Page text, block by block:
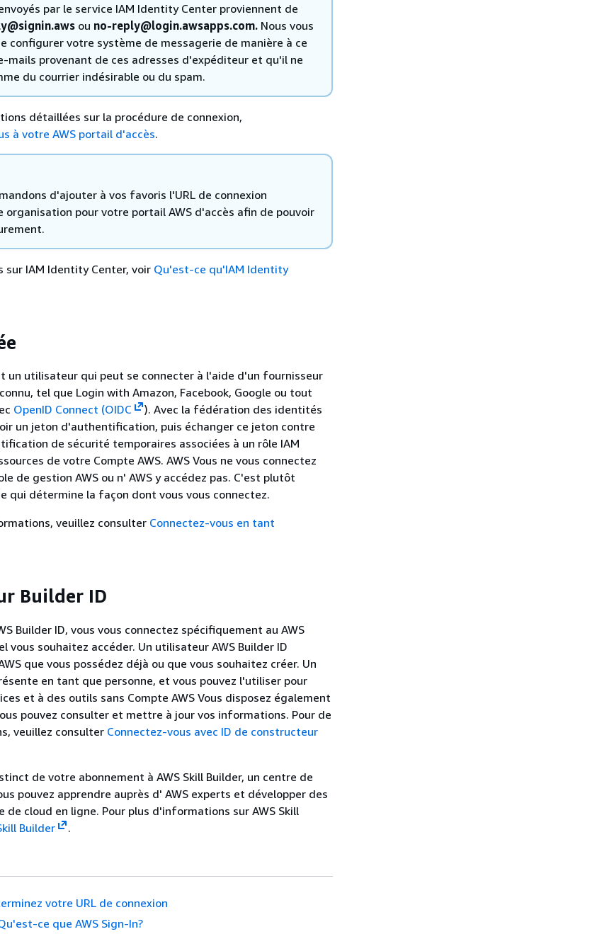
par le service IAM Identity Center proviennent de
ou no-reply@login.awsapps.com. Nous vous
configurer votre système de messagerie de manière à ce
mails provenant de ces adresses d'expéditeur et qu'il ne
du courrier indésirable ou du spam.
détaillées sur la procédure de connexion,
à votre AWS portail d'accès.
d'ajouter à vos favoris l'URL de connexion
organisation pour votre portail AWS d'accès afin de pouvoir
IAM Identity Center, voir Qu'est-ce qu'IAM Identity
un utilisateur qui peut se connecter à l'aide d'un fournisseur
tel que Login with Amazon, Facebook, Google ou tout
OpenID Connect (OIDC
). Avec la fédération des identités
un jeton d'authentification, puis échanger ce jeton contre
de sécurité temporaires associées à un rôle IAM
de votre Compte AWS. AWS Vous ne vous connectez
de gestion AWS ou n' AWS y accédez pas. C'est plutôt
qui détermine la façon dont vous vous connectez.
veuillez consulter Connectez-vous en tant
Builder ID
Builder ID, vous vous connectez spécifiquement au AWS
vous souhaitez accéder. Un utilisateur AWS Builder ID
que vous possédez déjà ou que vous souhaitez créer. Un
en tant que personne, et vous pouvez l'utiliser pour
et à des outils sans Compte AWS Vous disposez également
pouvez consulter et mettre à jour vos informations. Pour de
veuillez consulter Connectez-vous avec ID de constructeur
de votre abonnement à AWS Skill Builder, un centre de
pouvez apprendre auprès d' AWS experts et développer des
de cloud en ligne. Pour plus d'informations sur AWS Skill
Builder .
votre URL de connexion
ce que AWS Sign-In?